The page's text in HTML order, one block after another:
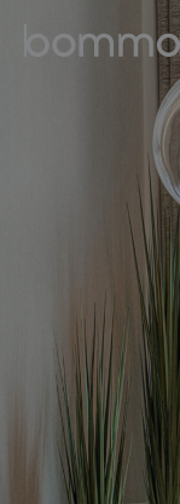
čeština
kolekce